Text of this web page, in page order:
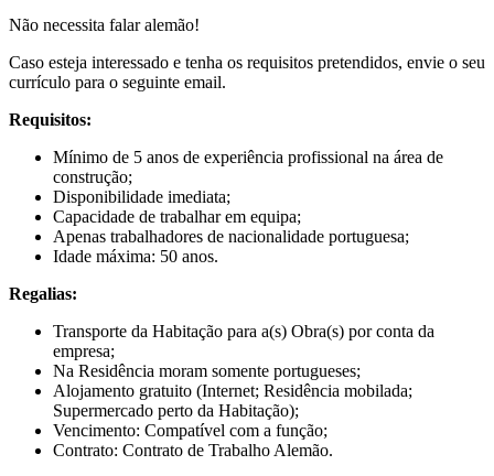
Não necessita falar alemão!
Caso esteja interessado e tenha os requisitos pretendidos, envie o seu
currículo para o seguinte email.
Requisitos:
Mínimo de 5 anos de experiência profissional na área de
construção;
Disponibilidade imediata;
Capacidade de trabalhar em equipa;
Apenas trabalhadores de nacionalidade portuguesa;
Idade máxima: 50 anos.
Regalias:
Transporte da Habitação para a(s) Obra(s) por conta da
empresa;
Na Residência moram somente portugueses;
Alojamento gratuito (Internet; Residência mobilada;
Supermercado perto da Habitação);
Vencimento: Compatível com a função;
Contrato: Contrato de Trabalho Alemão.